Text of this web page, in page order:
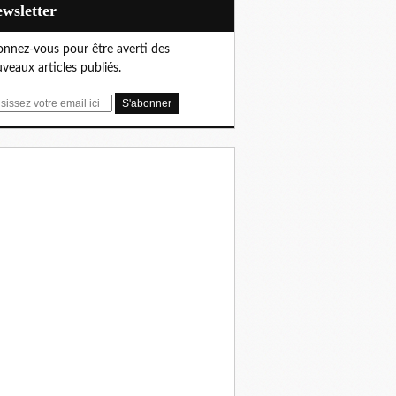
vous pour être averti des
articles publiés.